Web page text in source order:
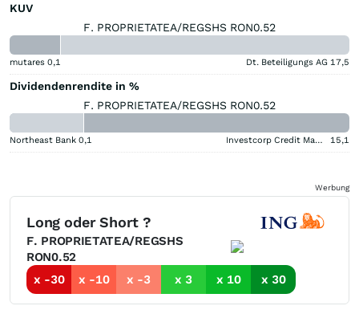
KUV
F. PROPRIETATEA/REGSHS RON0.52
mutares 0,1 Dt. Beteiligungs AG 17,5
Dividendenrendite in %
F. PROPRIETATEA/REGSHS RON0.52
Northeast Bank 0,1 Investcorp Credit Management BDC 15,1
Werbung
Long oder Short ?
F. PROPRIETATEA/REGSHS
RON0.52
x -30
x -10 x -3 x 3 x 10 x 30